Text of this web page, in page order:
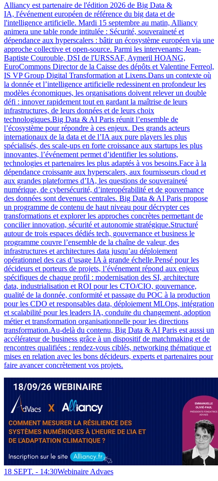
Alliancy est partenaire de l'édition 2026 de Big Data &
IA, l'événement européen de référence du big data et de
l'intelligence artificielle. Mardi 15 septembre au matin, Alliancy
animera une table ronde intitulée : Sécurité, souveraineté et
dépendance aux hyperscalers : bâtir un écosystème européen via une
approche collective et open-source. Parmi les intervenants: Jean-
Baptiste Courouble, DSI de l'URSSAF, Aymeril HOANG,
EuroCommons Director de la Caisse des dépôts et Valentine Ferreol,
IS VP Group Digital Transformation at Lixens.Dans un contexte où
la donnée et l’intelligence artificielle redessinent en profondeur les
modèles économiques, les organisations doivent relever un double
défi : innover rapidement tout en gardant la maîtrise de leurs
infrastructures, de leurs données et de leurs choix
technologiques.Big Data & AI Paris réunit l’ensemble de
l’écosystème pour répondre à ces enjeux. Des grands acteurs
internationaux de la data et de l’IA aux pure players les plus
spécialisés, des scale-ups en forte croissance aux startups les plus
innovantes, l’événement permet d’identifier les solutions,
technologies et partenaires les plus adaptés à vos besoins.Face à la
dépendance croissante aux hyperscalers, aux fournisseurs cloud et
aux grandes plateformes d’IA, les questions de souveraineté
numérique, de cybersécurité, d’interopérabilité et de gouvernance
des données sont devenues centrales. Big Data & AI Paris propose
un programme de contenu de haut niveau pour décrypter ces
transformations et explorer les approches concrètes permettant de
concilier innovation, sécurité et autonomie stratégique.Structuré
autour de trois espaces dédiés tech, gouvernance et business le
programme couvre l’ensemble de la chaîne de valeur, des
infrastructures et architectures data jusqu’au déploiement
opérationnel des cas d’usage IA à grande échelle.Pensé pour les
décideurs et porteurs de projets, l’événement répond aux enjeux
spécifiques de chaque profil : modernisation des SI, architecture
data, industrialisation et ROI pour les CTO/CIO, gouvernance,
qualité de la donnée, conformité et passage du POC à la production
pour les CDO et responsables data, déploiement MLOps, intégration
et scalabilité pour les leaders IA, conduite du changement, adoption
métier et transformation organisationnelle pour les directions
transformation.Au-delà du contenu, Big Data & AI Paris est aussi un
accélérateur de business grâce à un dispositif de matchmaking et de
rencontres qualifiées : rendez-vous ciblés, networking thématique et
mises en relation avec les bons décideurs, experts et partenaires pour
faire avancer concrètement vos projets.
18 SEPT. - 14:30Webinaire Advaes